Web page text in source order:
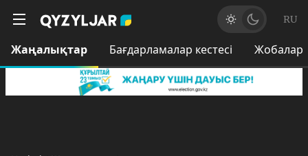
RU
Жаңалықтар Бағдарламалар кестесі Жобалар